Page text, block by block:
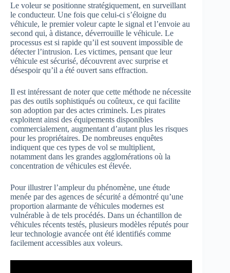
Le voleur se positionne stratégiquement, en surveillant
le conducteur. Une fois que celui-ci s’éloigne du
véhicule, le premier voleur capte le signal et l’envoie au
second qui, à distance, déverrouille le véhicule. Le
processus est si rapide qu’il est souvent impossible de
détecter l’intrusion. Les victimes, pensant que leur
véhicule est sécurisé, découvrent avec surprise et
désespoir qu’il a été ouvert sans effraction.
Il est intéressant de noter que cette méthode ne nécessite
pas des outils sophistiqués ou coûteux, ce qui facilite
son adoption par des actes criminels. Les pirates
exploitent ainsi des équipements disponibles
commercialement, augmentant d’autant plus les risques
pour les propriétaires. De nombreuses enquêtes
indiquent que ces types de vol se multiplient,
notamment dans les grandes agglomérations où la
concentration de véhicules est élevée.
Pour illustrer l’ampleur du phénomène, une étude
menée par des agences de sécurité a démontré qu’une
proportion alarmante de véhicules modernes est
vulnérable à de tels procédés. Dans un échantillon de
véhicules récents testés, plusieurs modèles réputés pour
leur technologie avancée ont été identifiés comme
facilement accessibles aux voleurs.